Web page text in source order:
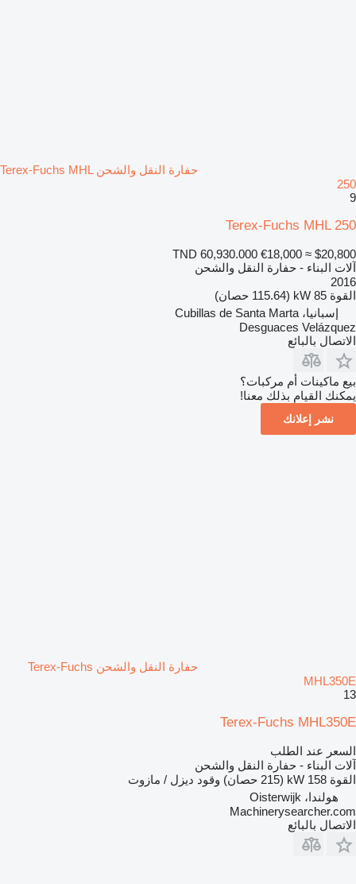
حفارة النقل والشحن Terex-Fuchs MHL
250
9
Terex-Fuchs MHL 250
TND 60,930.000 €18,000 ≈ $20,800
آلات البناء - حفارة النقل والشحن
2016
القوة 85 kW (115.64 حصان)
إسبانيا، Cubillas de Santa Marta
Desguaces Velázquez
الاتصال بالبائع
بيع ماكينات أم مركبات؟
يمكنك القيام بذلك معنا!
نشر إعلانك
حفارة النقل والشحن Terex-Fuchs
MHL350E
13
Terex-Fuchs MHL350E
السعر عند الطلب
آلات البناء - حفارة النقل والشحن
القوة 158 kW (215 حصان) وقود ديزل / مازوت
هولندا، Oisterwijk
Machinerysearcher.com
الاتصال بالبائع